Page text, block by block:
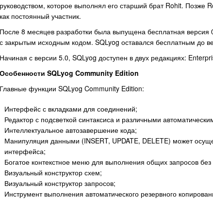
руководством, которое выполнял его старший брат Rohit. Позже
как постоянный участник.
После 8 месяцев разработки была выпущена бесплатная
с закрытым исходным кодом. SQLyog оставался бесплатным до
Начиная с версии 5.0, SQLyog доступен в двух редакциях:
Особенности SQLyog Community Edition
Главные функции SQLyog Community Edition:
Интерфейс с вкладками для соединений;
Редактор с подсветкой синтаксиса и различными
Интеллектуальное автозавершение кода;
Манипуляция данными (INSERT, UPDATE, DELETE) может
интерфейса;
Богатое контекстное меню для выполнения общих запросов
Визуальный конструктор схем;
Визуальный конструктор запросов;
Инструмент выполнения автоматического резервного